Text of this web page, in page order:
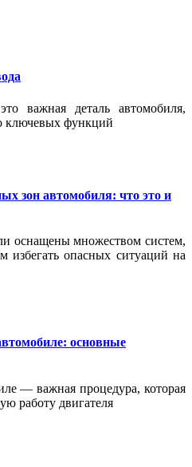
важная деталь автомобиля,
ключевых функций
зон автомобиля: что это и
оснащены множеством систем,
избегать опасных ситуаций на
основные
— важная процедура, которая
работу двигателя